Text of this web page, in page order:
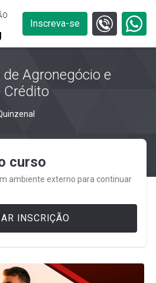
Inscreva-se
Agronegócio e
Crédito
curso
ambiente externo para continuar
INSCRIÇÃO